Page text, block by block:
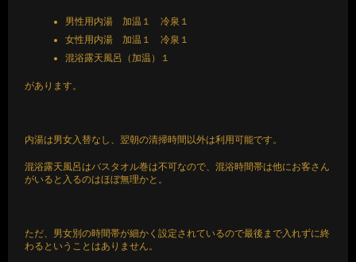
男性用内湯 加温１ 冷泉１
女性用内湯 加温１ 冷泉１
混浴露天風呂（加温）１
があります。
内湯は男女入替なし、翌朝の清掃時間以外は利用可能です。
混浴露天風呂はバスタオル巻は不可なので、混浴時間帯は他にお客さん
がいると入るのはほぼ無理かと。
ただ、男女別の時間帯が細かく設定されているので最後まで入れずに終
わるということはありません。